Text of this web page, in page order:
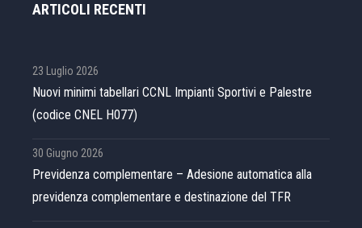
ARTICOLI RECENTI
Nuovi minimi tabellari CCNL Impianti Sportivi e Palestre
(codice CNEL H077)
23 Luglio 2026
Previdenza complementare – Adesione automatica alla
previdenza complementare e destinazione del TFR
30 Giugno 2026